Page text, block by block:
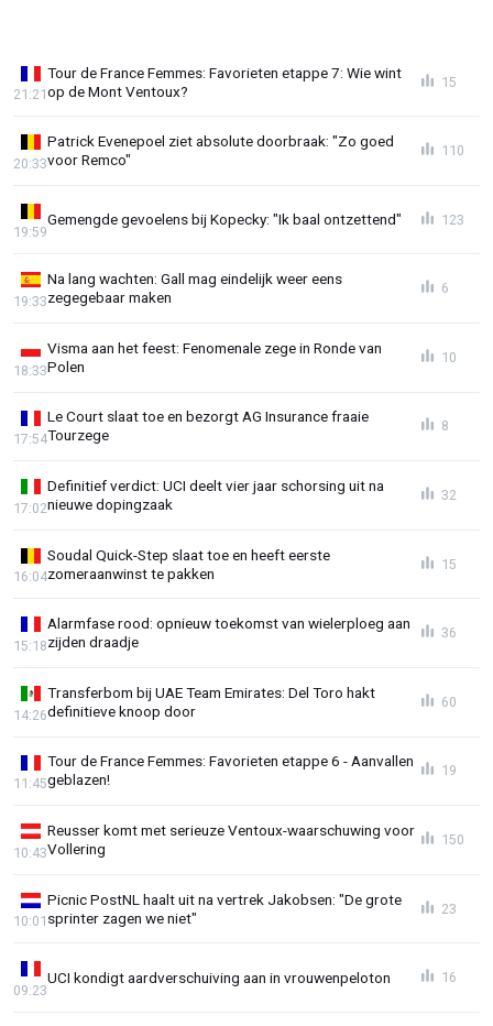
Tour de France Femmes: Favorieten etappe 7: Wie wint
op de Mont Ventoux?
21:21
15
Patrick Evenepoel ziet absolute doorbraak: "Zo goed
voor Remco"
20:33
110
Gemengde gevoelens bij Kopecky: "Ik baal ontzettend"
19:59
123
Na lang wachten: Gall mag eindelijk weer eens
zegegebaar maken
19:33
6
Visma aan het feest: Fenomenale zege in Ronde van
Polen
18:33
10
Le Court slaat toe en bezorgt AG Insurance fraaie
Tourzege
17:54
8
Definitief verdict: UCI deelt vier jaar schorsing uit na
nieuwe dopingzaak
17:02
32
Soudal Quick-Step slaat toe en heeft eerste
zomeraanwinst te pakken
16:04
15
Alarmfase rood: opnieuw toekomst van wielerploeg aan
zijden draadje
15:18
36
Transferbom bij UAE Team Emirates: Del Toro hakt
definitieve knoop door
14:26
60
Tour de France Femmes: Favorieten etappe 6 - Aanvallen
geblazen!
11:45
19
Reusser komt met serieuze Ventoux-waarschuwing voor
Vollering
10:43
150
Picnic PostNL haalt uit na vertrek Jakobsen: "De grote
sprinter zagen we niet"
10:01
23
UCI kondigt aardverschuiving aan in vrouwenpeloton
09:23
16